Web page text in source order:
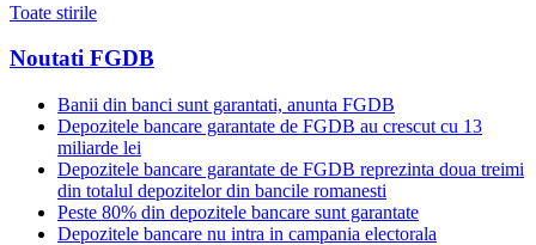
Toate stirile
Noutati FGDB
Banii din banci sunt garantati, anunta FGDB
Depozitele bancare garantate de FGDB au crescut cu 13
miliarde lei
Depozitele bancare garantate de FGDB reprezinta doua treimi
din totalul depozitelor din bancile romanesti
Peste 80% din depozitele bancare sunt garantate
Depozitele bancare nu intra in campania electorala